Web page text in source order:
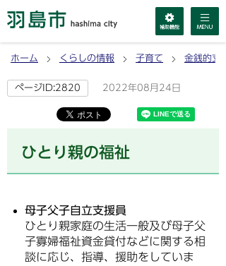
ホーム くらしの情報 子育て 金銭的支援
ページID:2820 2022年08月24日
ひとり親の福祉
母子父子自立支援員
ひとり親家庭の生活一般及び母子父
子寡婦福祉資金貸付などに関する相
談に応じ、指導、援助をしていま